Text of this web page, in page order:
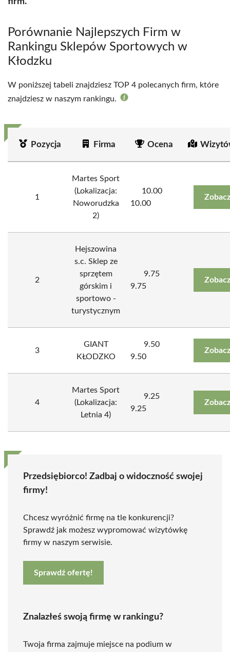
Porównanie Najlepszych Firm w
Rankingu Sklepów Sportowych w
Kłodzku
W poniższej tabeli znajdziesz TOP 4 polecanych firm, które
znajdziesz w naszym rankingu.
Pozycja Firma Ocena
1
Martes Sport
(Lokalizacja:
Noworudzka
2)
10.00
10.00
2
Hejszowina
s.c. Sklep ze
sprzętem
górskim i
sportowo -
turystycznym
9.75
9.75
3
GIANT
KŁODZKO
9.50
9.50
4
Martes Sport
(Lokalizacja:
Letnia 4)
9.25
9.25
Przedsiębiorco! Zadbaj o widoczność swojej
firmy!
Chcesz wyróżnić firmę na tle konkurencji?
Sprawdź jak możesz wypromować wizytówkę
firmy w naszym serwisie.
Sprawdź ofertę!
Znalazłeś swoją firmę w rankingu?
Twoja firma zajmuje miejsce na podium w